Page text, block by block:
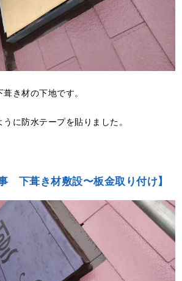
き材の下地です。
に防水テープを貼りました。
下葺き材敷設〜板金取り付け】